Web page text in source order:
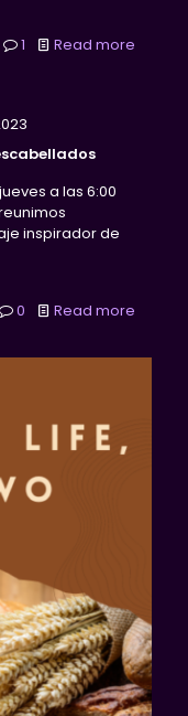
1 Read more
a las 6:00
inspirador de
0 Read more